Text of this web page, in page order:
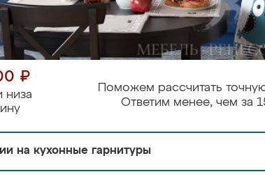
₽
низа
Поможем рассчитать
Ответим менее, чем за
на кухонные гарнитуры